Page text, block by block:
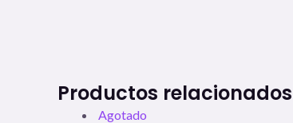
Productos relacionados
Agotado